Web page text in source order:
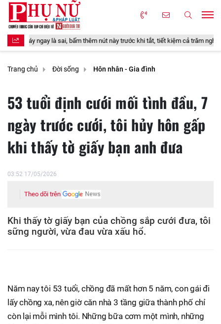
sai, bấm thêm nút này trước khi tắt, tiết kiệm cả trăm nghìn tiền điện
Trang chủ Đời sống Hôn nhân - Gia đình
53 tuổi định cưới mối tình đầu, 7
ngày trước cưới, tôi hủy hôn gấp
khi thấy tờ giấy bạn anh đưa
03:52 17/05/2026
Theo dõi trên
Khi thấy tờ giấy bạn của chồng sắp cưới đưa, tôi
sững người, vừa đau vừa xấu hổ.
Năm nay tôi 53 tuổi, chồng đã mất hơn 5 năm, con gái đi
lấy chồng xa, nên giờ căn nhà 3 tầng giữa thành phố chỉ
còn lại mỗi mình tôi. Những bữa cơm một mình, những